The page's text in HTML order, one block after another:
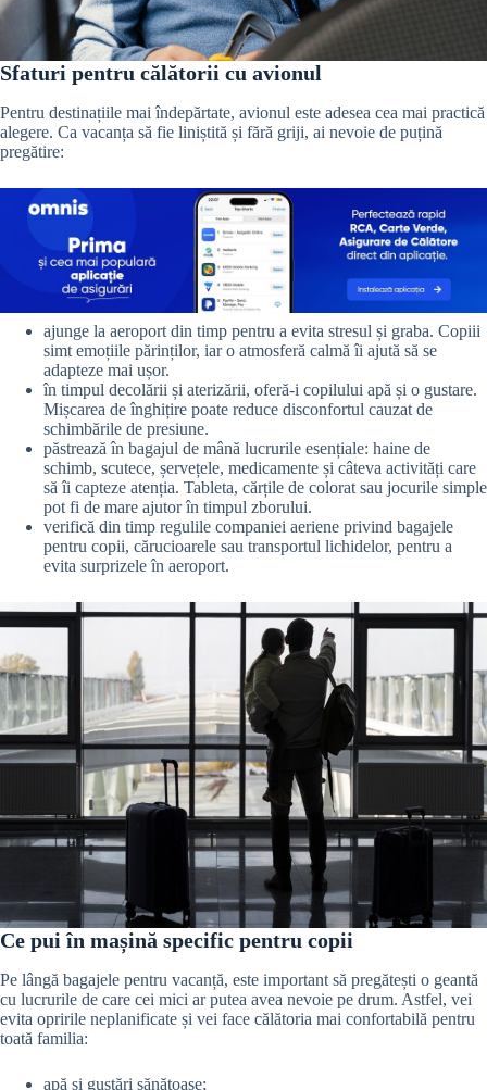
Sfaturi pentru călătorii cu avionul
Pentru destinațiile mai îndepărtate, avionul este adesea cea mai practică
alegere. Ca vacanța să fie liniștită și fără griji, ai nevoie de puțină
pregătire:
ajunge la aeroport din timp pentru a evita stresul și graba. Copiii
simt emoțiile părinților, iar o atmosferă calmă îi ajută să se
adapteze mai ușor.
în timpul decolării și aterizării, oferă-i copilului apă și o gustare.
Mișcarea de înghițire poate reduce disconfortul cauzat de
schimbările de presiune.
păstrează în bagajul de mână lucrurile esențiale: haine de
schimb, scutece, șervețele, medicamente și câteva activități care
să îi capteze atenția. Tableta, cărțile de colorat sau jocurile simple
pot fi de mare ajutor în timpul zborului.
verifică din timp regulile companiei aeriene privind bagajele
pentru copii, cărucioarele sau transportul lichidelor, pentru a
evita surprizele în aeroport.
Ce pui în mașină specific pentru copii
Pe lângă bagajele pentru vacanță, este important să pregătești o geantă
cu lucrurile de care cei mici ar putea avea nevoie pe drum. Astfel, vei
evita opririle neplanificate și vei face călătoria mai confortabilă pentru
toată familia:
apă și gustări sănătoase;